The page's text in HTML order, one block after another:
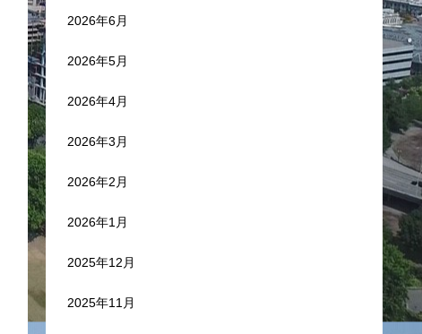
2026年6月
2026年5月
2026年4月
2026年3月
2026年2月
2026年1月
2025年12月
2025年11月